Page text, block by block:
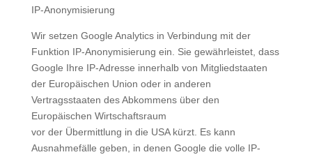
IP-Anonymisierung
Wir setzen Google Analytics in Verbindung mit der
Funktion IP-Anonymisierung ein. Sie gewährleistet, dass
Google Ihre IP-Adresse innerhalb von Mitgliedstaaten
der Europäischen Union oder in anderen
Vertragsstaaten des Abkommens über den
Europäischen Wirtschaftsraum
vor der Übermittlung in die USA kürzt. Es kann
Ausnahmefälle geben, in denen Google die volle IP-